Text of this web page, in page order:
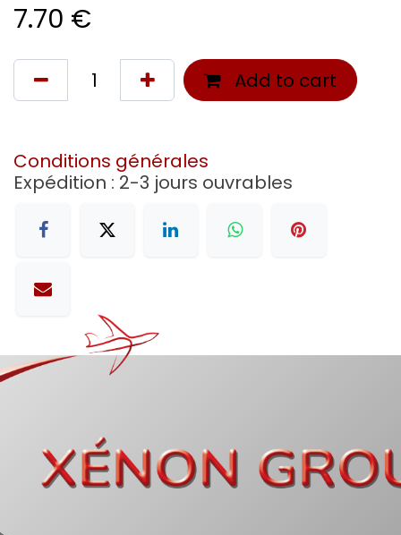
7.70 €
Add to cart
Conditions générales
Expédition : 2-3 jours ouvrables